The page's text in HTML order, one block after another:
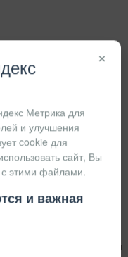
КОНСТРУКЦИОННЫЙ
×
Метрика для
и улучшения
cookie для
сайт, Вы
с этими файлами.
и важная